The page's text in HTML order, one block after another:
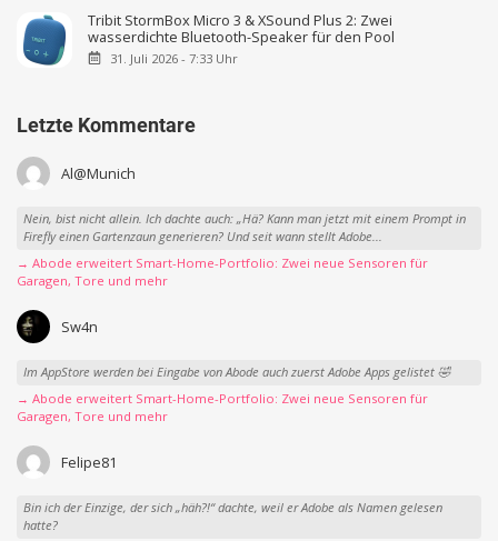
Tribit StormBox Micro 3 & XSound Plus 2: Zwei
wasserdichte Bluetooth-Speaker für den Pool
31. Juli 2026 - 7:33 Uhr
Letzte Kommentare
Al@Munich
Nein, bist nicht allein. Ich dachte auch: „Hä? Kann man jetzt mit einem Prompt in
Firefly einen Gartenzaun generieren? Und seit wann stellt Adobe...
→ Abode erweitert Smart-Home-Portfolio: Zwei neue Sensoren für
Garagen, Tore und mehr
Sw4n
Im AppStore werden bei Eingabe von Abode auch zuerst Adobe Apps gelistet 🤣
→ Abode erweitert Smart-Home-Portfolio: Zwei neue Sensoren für
Garagen, Tore und mehr
Felipe81
Bin ich der Einzige, der sich „häh?!“ dachte, weil er Adobe als Namen gelesen
hatte?